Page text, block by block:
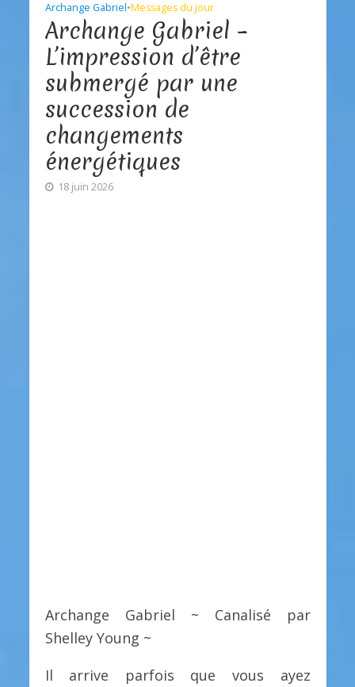
Archange Gabriel•Messages du jour
Archange Gabriel –
L’impression d’être
submergé par une
succession de
changements
énergétiques
18 juin 2026
Archange Gabriel ~ Canalisé par
Shelley Young ~
Il arrive parfois que vous ayez